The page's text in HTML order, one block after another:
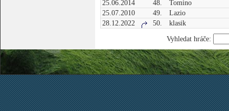
25.06.2014
48.
Tomino
25.07.2010
49.
Lazio
28.12.2022
50. klasik
Vyhledat hráče: